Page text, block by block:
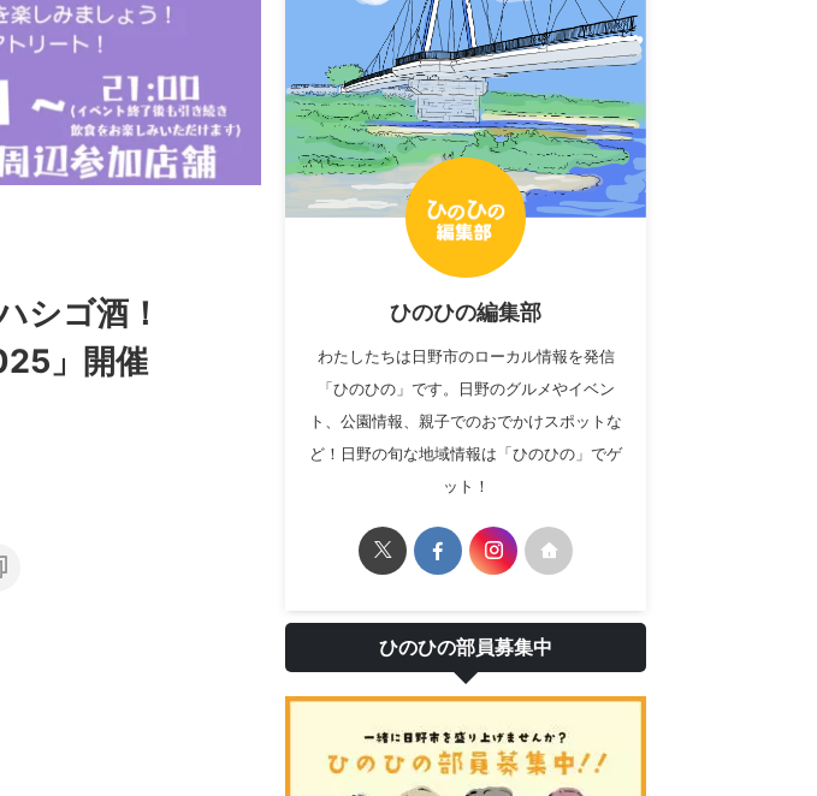
シゴ酒！
」開催
ひのひの編集部
わたしたちは日野市のローカル情報を発信
「ひのひの」です。日野のグルメやイベン
ト、公園情報、親子でのおでかけスポットな
ど！日野の旬な地域情報は「ひのひの」でゲ
ット！
ひのひの部員募集中